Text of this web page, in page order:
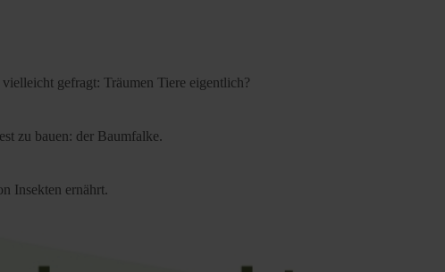
gefragt: Träumen Tiere eigentlich?
zu bauen: der Baumfalke.
Insekten ernährt.